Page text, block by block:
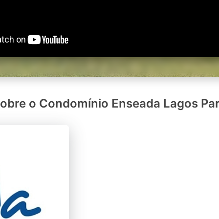
o Condomínio Enseada Lagos